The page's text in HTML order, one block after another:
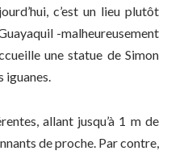
c’est un lieu plutôt
-malheureusement
une statue de Simon
iguanes.
allant jusqu’à 1 m de
de proche. Par contre,